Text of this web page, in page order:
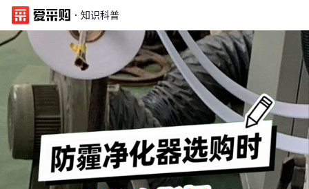
· 知识科普